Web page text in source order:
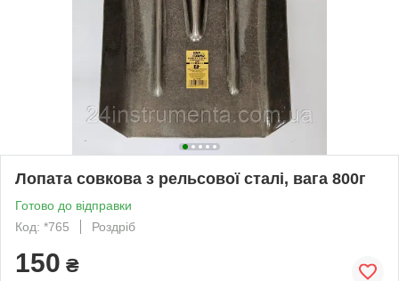
Лопата совкова з рельсової сталі, вага 800г
Готово до відправки
Код: *765
Роздріб
150 ₴